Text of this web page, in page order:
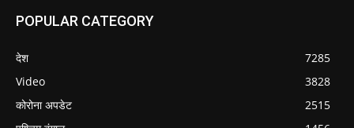
POPULAR CATEGORY
देश
7285
Video
3828
कोरोना अपडेट
2515